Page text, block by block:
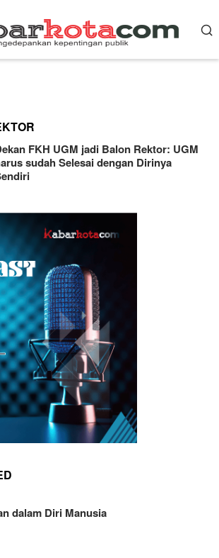
FKH UGM jadi Balon Rektor: UGM
sudah Selesai dengan Dirinya
dalam Diri Manusia